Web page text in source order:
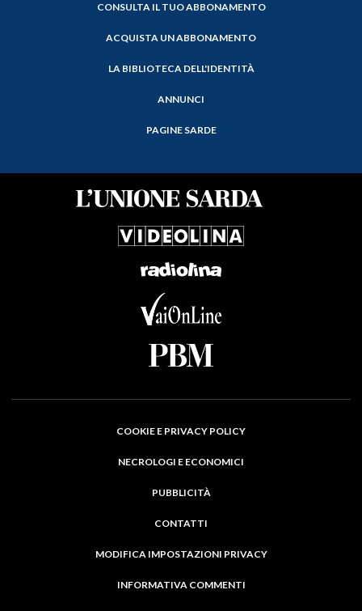
CONSULTA IL TUO ABBONAMENTO
ACQUISTA UN ABBONAMENTO
LA BIBLIOTECA DELL'IDENTITÀ
ANNUNCI
PAGINE SARDE
COOKIE E PRIVACY POLICY
NECROLOGI E ECONOMICI
PUBBLICITÀ
CONTATTI
MODIFICA IMPOSTAZIONI PRIVACY
INFORMATIVA COMMENTI